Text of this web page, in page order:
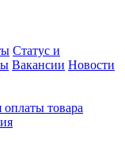
Статус и
Вакансии Новости
оплаты товара